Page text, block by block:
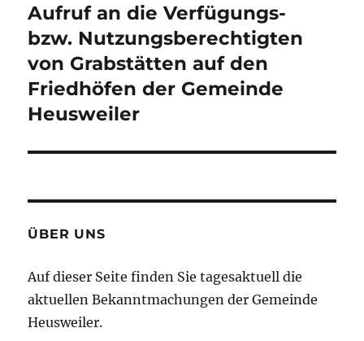
Nächster
Beitrag:
Aufruf an die Verfügungs-
bzw. Nutzungsberechtigten
von Grabstätten auf den
Friedhöfen der Gemeinde
Heusweiler
ÜBER UNS
Auf dieser Seite finden Sie tagesaktuell die
aktuellen Bekanntmachungen der Gemeinde
Heusweiler.